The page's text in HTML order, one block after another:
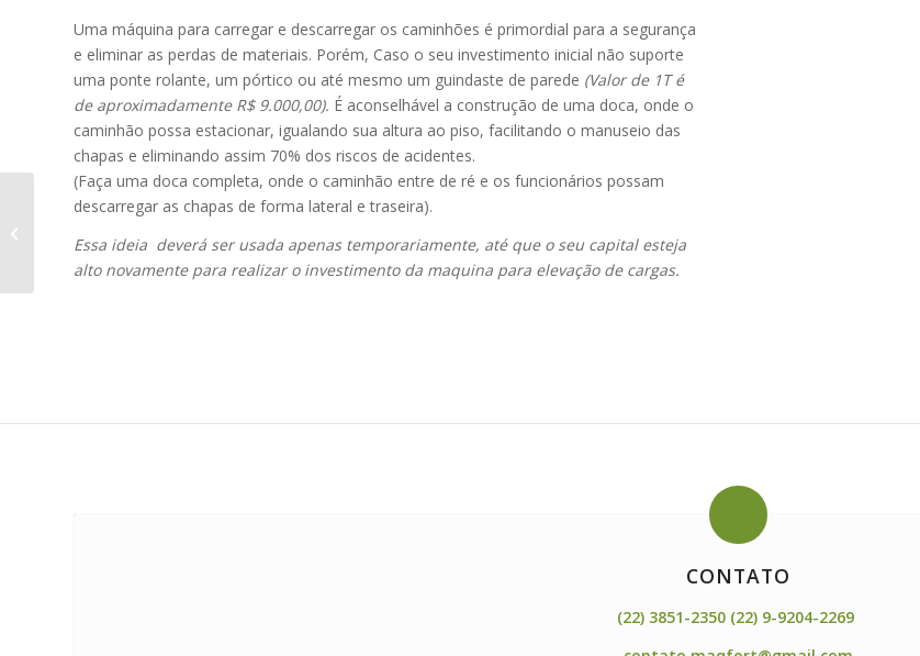
Uma máquina para carregar e descarregar os caminhões é primordial para a segurança
e eliminar as perdas de materiais. Porém, Caso o seu investimento inicial não suporte
uma ponte rolante, um pórtico ou até mesmo um guindaste de parede (Valor de 1T é
de aproximadamente R$ 9.000,00). É aconselhável a construção de uma doca, onde o
caminhão possa estacionar, igualando sua altura ao piso, facilitando o manuseio das
chapas e eliminando assim 70% dos riscos de acidentes.
(Faça uma doca completa, onde o caminhão entre de ré e os funcionários possam
descarregar as chapas de forma lateral e traseira).
Essa ideia deverá ser usada apenas temporariamente, até que o seu capital esteja
alto novamente para realizar o investimento da maquina para elevação de cargas.
CONTATO
(22) 3851-2350 (22) 9-9204-2269
Mão de obra para
Marmoraria